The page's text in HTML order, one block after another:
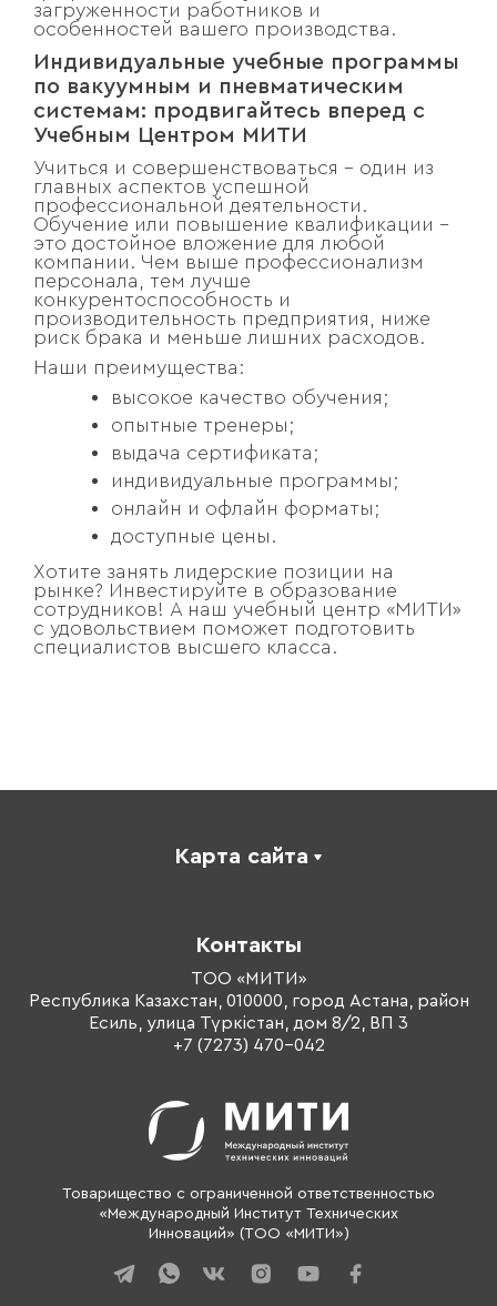
загруженности работников и
особенностей вашего производства.
Индивидуальные учебные программы
по вакуумным и пневматическим
системам: продвигайтесь вперед с
Учебным Центром МИТИ
Учиться и совершенствоваться – один из
главных аспектов успешной
профессиональной деятельности.
Обучение или повышение квалификации –
это достойное вложение для любой
компании. Чем выше профессионализм
персонала, тем лучше
конкурентоспособность и
производительность предприятия, ниже
риск брака и меньше лишних расходов.
Наши преимущества:
высокое качество обучения;
опытные тренеры;
выдача сертификата;
индивидуальные программы;
онлайн и офлайн форматы;
доступные цены.
Хотите занять лидерские позиции на
рынке? Инвестируйте в образование
сотрудников! А наш учебный центр «МИТИ»
с удовольствием поможет подготовить
специалистов высшего класса.
Товарищество с ограниченной ответственностью
«Международный Институт Технических
Инноваций» (ТОО «МИТИ»)
Карта сайта
Оплата обучения
Тренеры
О компании
Контакты
Контакты
ТОО «МИТИ»
Республика Казахстан, 010000, город Астана, район
Есиль, улица Түркістан, дом 8/2, ВП 3
+7 (7273) 470-042